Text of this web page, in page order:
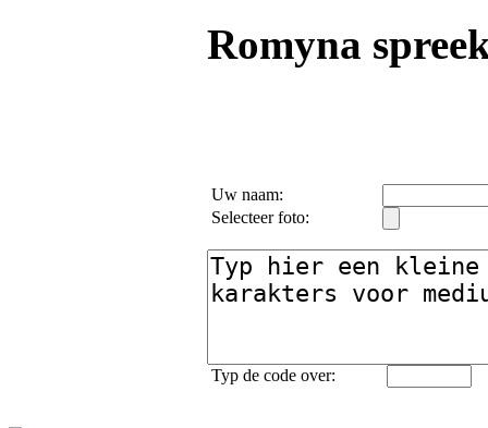
Romyna
Uw naam:
Selecteer foto:
Typ de code over: